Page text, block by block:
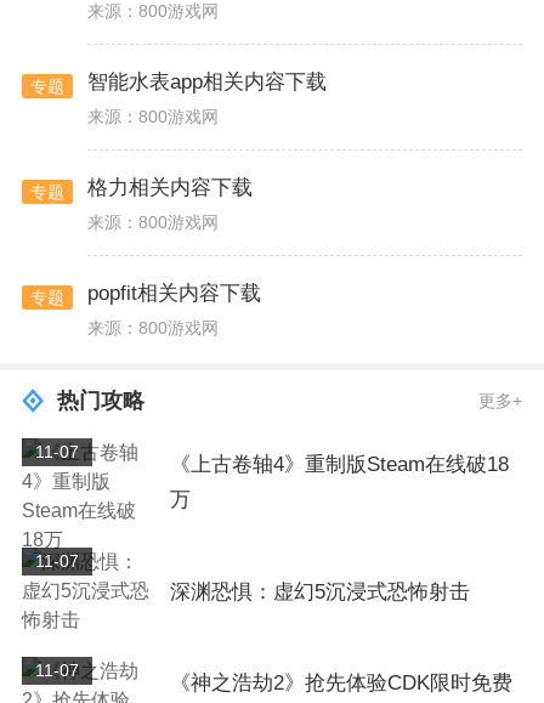
来源：800游戏网
专题 智能水表app相关内容下载
来源：800游戏网
专题 格力相关内容下载
来源：800游戏网
专题 popfit相关内容下载
来源：800游戏网
热门攻略 更多+
11-07
《上古卷轴4》重制版Steam在线破18
万
11-07
深渊恐惧：虚幻5沉浸式恐怖射击
11-07
《神之浩劫2》抢先体验CDK限时免费